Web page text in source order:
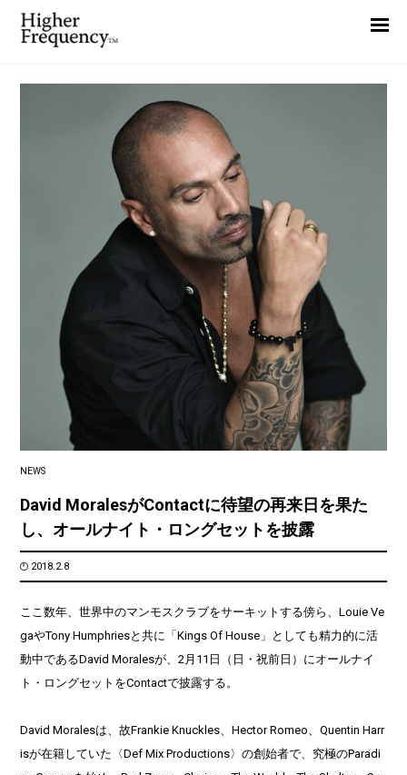
NEWS
David MoralesがContactに待望の再来日を果た
し、オールナイト・ロングセットを披露
2018.2.8
ここ数年、世界中のマンモスクラブをサーキットする傍ら、Louie Ve
gaやTony Humphriesと共に「Kings Of House」としても精力的に活
動中であるDavid Moralesが、2月11日（日・祝前日）にオールナイ
ト・ロングセットをContactで披露する。
David Moralesは、故Frankie Knuckles、Hector Romeo、Quentin Harr
isが在籍していた〈Def Mix Productions〉の創始者で、究極のParadi
Interview
Highlight
Report